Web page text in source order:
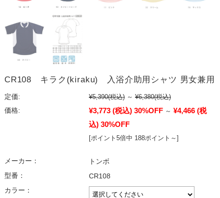
CR108 キラク(kiraku) 入浴介助用シャツ 男女兼用
定価: ¥5,390(税込) ～ ¥6,380(税込)
価格:
¥3,773 (税込) 30%OFF ～ ¥4,466 (税
込) 30%OFF
[ポイント5倍中 188ポイント～]
メーカー：
トンボ
型番：
CR108
カラー：